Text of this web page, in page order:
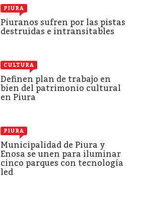
PIURA
Piuranos sufren por las pistas
destruidas e intransitables
CULTURA
Definen plan de trabajo en
bien del patrimonio cultural
en Piura
PIURA
Municipalidad de Piura y
Enosa se unen para iluminar
cinco parques con tecnología
led